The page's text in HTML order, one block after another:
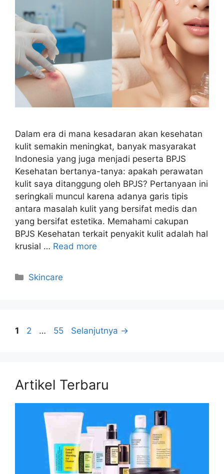
Dalam era di mana kesadaran akan kesehatan
kulit semakin meningkat, banyak masyarakat
Indonesia yang juga menjadi peserta BPJS
Kesehatan bertanya-tanya: apakah perawatan
kulit saya ditanggung oleh BPJS? Pertanyaan ini
seringkali muncul karena adanya garis tipis
antara masalah kulit yang bersifat medis dan
yang bersifat estetika. Memahami cakupan
BPJS Kesehatan terkait penyakit kulit adalah hal
krusial … Read more
Kategori
Skincare
Halaman
1 Halaman
2 … Halaman
55 Selanjutnya →
Artikel Terbaru